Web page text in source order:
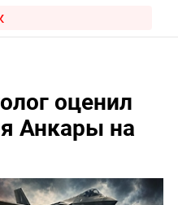
оценил
Анкары на